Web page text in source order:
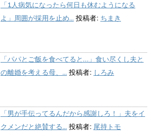
「1人病気になったら何日も休むようになる
よ」周囲が採用を止め... 投稿者: ちまき
「パパとご飯を食べてると…」食い尽くし夫と
の離婚を考える母、... 投稿者: しろみ
「男が手伝ってるんだから感謝しろ！」夫をイ
クメンだと絶賛する... 投稿者: 尾持トモ